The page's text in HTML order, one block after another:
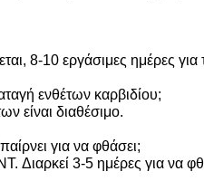
8-10 εργάσιμες ημέρες
ενθέτων καρβιδίου;
είναι διαθέσιμο.
για να φθάσει;
3-5 ημέρες για να